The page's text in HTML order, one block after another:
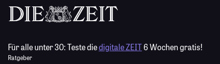
Für alle unter 30:Teste diedigitale ZEIT6 Wochen gratis!
Ratgeber